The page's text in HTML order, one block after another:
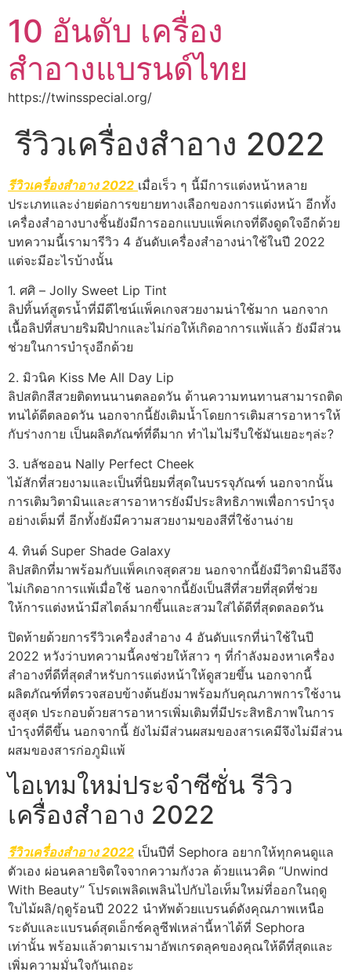
10 อันดับ เครื่อง
สำอางแบรนด์ไทย
https://twinsspecial.org/
รีวิวเครื่องสำอาง 2022
รีวิวเครื่องสำอาง 2022 เมื่อเร็ว ๆ นี้มีการแต่งหน้าหลาย
ประเภทและง่ายต่อการขยายทางเลือกของการแต่งหน้า อีกทั้ง
เครื่องสำอางบางชิ้นยังมีการออกแบบแพ็คเกจที่ดึงดูดใจอีกด้วย
บทความนี้เรามารีวิว 4 อันดับเครื่องสำอางน่าใช้ในปี 2022
แต่จะมีอะไรบ้างนั้น
1. ศศิ – Jolly Sweet Lip Tint
ลิปทิ้นท์สูตรน้ำที่มีดีไซน์แพ็คเกจสวยงามน่าใช้มาก นอกจาก
เนื้อลิปที่สบายริมฝีปากและไม่ก่อให้เกิดอาการแพ้แล้ว ยังมีส่วน
ช่วยในการบำรุงอีกด้วย
2. มิวนิค Kiss Me All Day Lip
ลิปสติกสีสวยติดทนนานตลอดวัน ด้านความทนทานสามารถติด
ทนได้ดีตลอดวัน นอกจากนี้ยังเติมน้ำโดยการเติมสารอาหารให้
กับร่างกาย เป็นผลิตภัณฑ์ที่ดีมาก ทำไมไม่รีบใช้มันเยอะๆล่ะ?
3. บลัชออน Nally Perfect Cheek
ไม้สักที่สวยงามและเป็นที่นิยมที่สุดในบรรจุภัณฑ์ นอกจากนั้น
การเติมวิตามินและสารอาหารยังมีประสิทธิภาพเพื่อการบำรุง
อย่างเต็มที่ อีกทั้งยังมีความสวยงามของสีที่ใช้งานง่าย
4. ทินต์ Super Shade Galaxy
ลิปสติกที่มาพร้อมกับแพ็คเกจสุดสวย นอกจากนี้ยังมีวิตามินอีจึง
ไม่เกิดอาการแพ้เมื่อใช้ นอกจากนี้ยังเป็นสีที่สวยที่สุดที่ช่วย
ให้การแต่งหน้ามีสไตล์มากขึ้นและสวมใส่ได้ดีที่สุดตลอดวัน
ปิดท้ายด้วยการรีวิวเครื่องสำอาง 4 อันดับแรกที่น่าใช้ในปี
2022 หวังว่าบทความนี้คงช่วยให้สาว ๆ ที่กำลังมองหาเครื่อง
สำอางที่ดีที่สุดสำหรับการแต่งหน้าให้ดูสวยขึ้น นอกจากนี้
ผลิตภัณฑ์ที่ตรวจสอบข้างต้นยังมาพร้อมกับคุณภาพการใช้งาน
สูงสุด ประกอบด้วยสารอาหารเพิ่มเติมที่มีประสิทธิภาพในการ
บำรุงที่ดีขึ้น นอกจากนี้ ยังไม่มีส่วนผสมของสารเคมีจึงไม่มีส่วน
ผสมของสารก่อภูมิแพ้
ไอเทมใหม่ประจำซีซั่น รีวิว
เครื่องสำอาง 2022
รีวิวเครื่องสำอาง 2022 เป็นปีที่ Sephora อยากให้ทุกคนดูแล
ตัวเอง ผ่อนคลายจิตใจจากความกังวล ด้วยแนวคิด “Unwind
With Beauty” โปรดเพลิดเพลินไปกับไอเท็มใหม่ที่ออกในฤดู
ใบไม้ผลิ/ฤดูร้อนปี 2022 นำทัพด้วยแบรนด์ดังคุณภาพเหนือ
ระดับและแบรนด์สุดเอ็กซ์คลูซีฟเหล่านี้หาได้ที่ Sephora
เท่านั้น พร้อมแล้วตามเรามาอัพเกรดลุคของคุณให้ดีที่สุดและ
เพิ่มความมั่นใจกันเถอะ